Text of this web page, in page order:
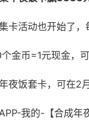
卡活动也开始了
金币=1元现金，
夜饭套卡，可在2
我的-【合成年